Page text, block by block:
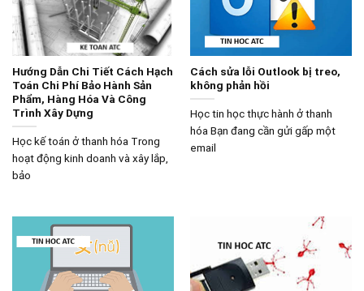
Hướng Dẫn Chi Tiết Cách Hạch
Toán Chi Phí Bảo Hành Sản
Phẩm, Hàng Hóa Và Công
Trình Xây Dựng
Học kế toán ở thanh hóa Trong
hoạt động kinh doanh và xây lắp,
bảo
Cách sửa lỗi Outlook bị treo,
không phản hồi
Học tin học thực hành ở thanh
hóa Bạn đang cần gửi gấp một
email